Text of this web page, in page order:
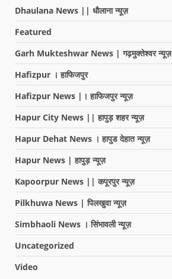
Dhaulana News || धौलाना न्यूज़
Featured
Garh Mukteshwar News | गढ़मुक्तेश्वर न्यूज़
Hafizpur । हाफिजपुर
Hafizpur News |। हाफिजपुर न्यूज़
Hapur City News || हापुड़ शहर न्यूज़
Hapur Dehat News । हापुड देहात न्यूज़
Hapur News | हापुड़ न्यूज़
Kapoorpur News || कपूरपुर न्यूज़
Pilkhuwa News | पिलखुवा न्यूज़
Simbhaoli News । सिंभावली न्यूज़
Uncategorized
Video